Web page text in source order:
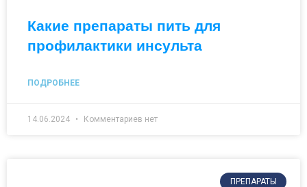
Какие препараты пить для
профилактики инсульта
ПОДРОБНЕЕ
14.06.2024 Комментариев нет
ПРЕПАРАТЫ